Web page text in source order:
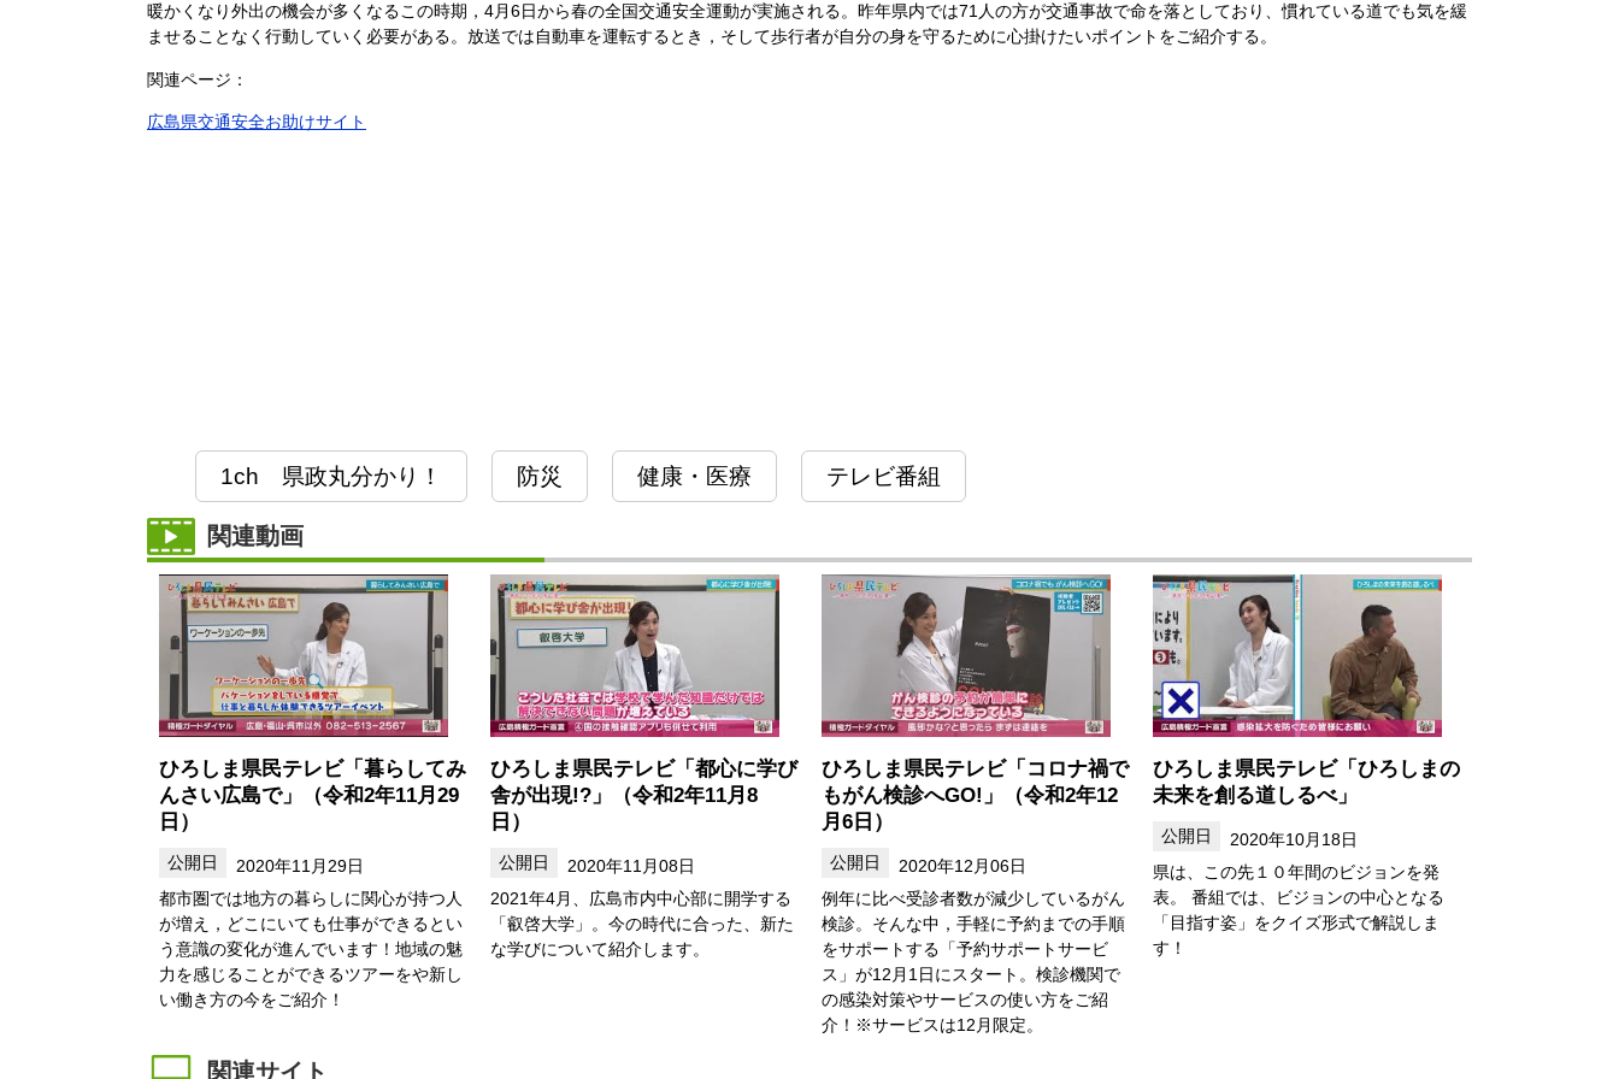
暖かくなり外出の機会が多くなるこの時期，4月6日から春の全国交通安全運動が実施される。昨年県内では71人の方が交通事故で命を落としており、慣れている道でも気を緩
ませることなく行動していく必要がある。放送では自動車を運転するとき，そして歩行者が自分の身を守るために心掛けたいポイントをご紹介する。
関連ページ：
広島県交通安全お助けサイト
1ch 県政丸分かり！ 防災 健康・医療 テレビ番組
関連動画
ひろしま県民テレビ「暮らしてみ
んさい広島で」（令和2年11月29
日）
2020年11月29日
都市圏では地方の暮らしに関心が持つ人
が増え，どこにいても仕事ができるとい
う意識の変化が進んでいます！地域の魅
力を感じることができるツアーをや新し
い働き方の今をご紹介！
ひろしま県民テレビ「都心に学び
舎が出現!?」（令和2年11月8
日）
2020年11月08日
2021年4月、広島市内中心部に開学する
「叡啓大学」。今の時代に合った、新た
な学びについて紹介します。
ひろしま県民テレビ「コロナ禍で
もがん検診へGO!」（令和2年12
月6日）
2020年12月06日
例年に比べ受診者数が減少しているがん
検診。そんな中，手軽に予約までの手順
をサポートする「予約サポートサービ
ス」が12月1日にスタート。検診機関で
の感染対策やサービスの使い方をご紹
介！※サービスは12月限定。
ひろしま県民テレビ「ひろしまの
未来を創る道しるべ」
2020年10月18日
県は、この先１０年間のビジョンを発
表。 番組では、ビジョンの中心となる
「目指す姿」をクイズ形式で解説しま
す！
関連サイト